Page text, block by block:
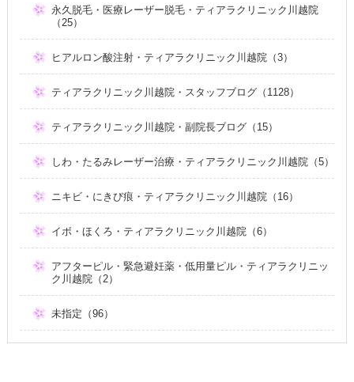
永久脱毛・医療レーザー脱毛・ティアラクリニック川越院
（25）
ヒアルロン酸注射・ティアラクリニック川越院（3）
ティアラクリニック川越院・スタッフブログ（1128）
ティアラクリニック川越院・副院長ブログ（15）
しわ・たるみレーザー治療・ティアラクリニック川越院（5）
ニキビ・にきび痕・ティアラクリニック川越院（16）
イボ・ほくろ・ティアラクリニック川越院（6）
アフターピル・緊急避妊薬・低用量ピル・ティアラクリニッ
ク川越院（2）
未指定（96）